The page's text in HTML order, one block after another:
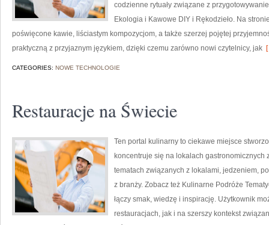
codzienne rytuały związane z
Ekologia i Kawowe DIY i Rękodzieło. Na
poświęcone kawie, liściastym kompozycjom, a także szerzej pojętej
praktyczną z przyjaznym językiem, dzięki czemu zarówno nowi czytelnicy, jak
CATEGORIES: NOWE TECHNOLOGIE
Restauracje na Świecie
Ten portal kulinarny to ciekawe miejsce
koncentruje się na lokalach gastronomicznych
tematach związanych z lokalami, jedzeniem,
z branży. Zobacz też Kulinarne Podróże
łączy smak, wiedzę i inspirację. Użytkownik
restauracjach, jak i na szerszy kontekst